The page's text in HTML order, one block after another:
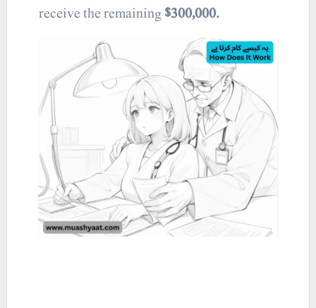
receive the remaining$300,000.